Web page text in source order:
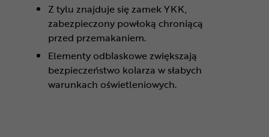
Z tylu znajduje się zamek YKK,
zabezpieczony powłoką chroniącą
przed przemakaniem.
Elementy odblaskowe zwiększają
bezpieczeństwo kolarza w słabych
warunkach oświetleniowych.